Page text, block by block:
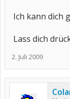
Ich kann dich
Lass dich
2. Juli 2009